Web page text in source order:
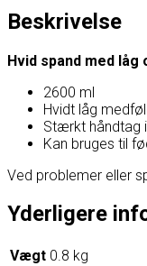
Beskrivelse
Hvid spand med låg
2600 ml
Hvidt låg
Stærkt håndtag
Kan bruges til
Ved problemer eller
Yderligere
Vægt 0.8 kg